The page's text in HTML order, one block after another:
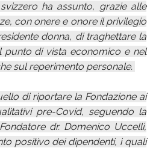
ha assunto, grazie alle
con onere e onore il privilegio
donna, di traghettare la
punto di vista economico e nel
sul reperimento personale.
di riportare la Fondazione ai
pre-Covid, seguendo la
dr. Domenico Uccelli,
positivo dei dipendenti, i quali